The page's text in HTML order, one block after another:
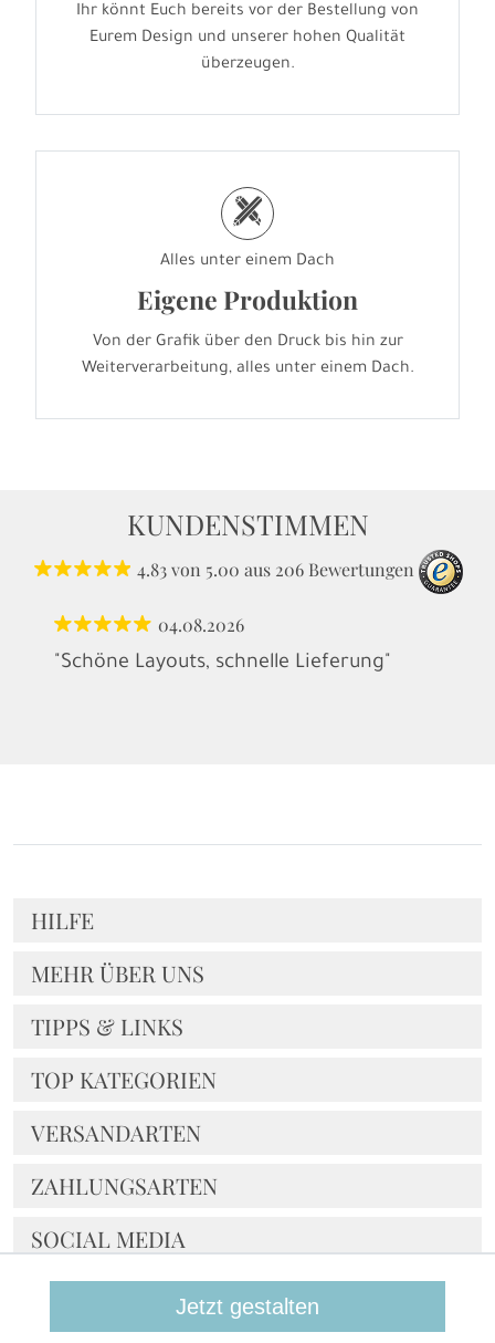
Jetzt gestalten
Ihr könnt Euch bereits vor der Bestellung von
Eurem Design und unserer hohen Qualität
überzeugen.
h
Alles unter einem Dach
Eigene Produktion
Von der Grafik über den Druck bis hin zur
Weiterverarbeitung, alles unter einem Dach.
KUNDENSTIMMEN
4.83 von 5.00 aus 206 Bewertungen
04.08.2026
"Schöne Layouts, schnelle Lieferung"
HILFE
MEHR ÜBER UNS
TIPPS & LINKS
TOP KATEGORIEN
NOCH FRAGEN?
VERSANDARTEN
ZAHLUNGSARTEN
SOCIAL MEDIA